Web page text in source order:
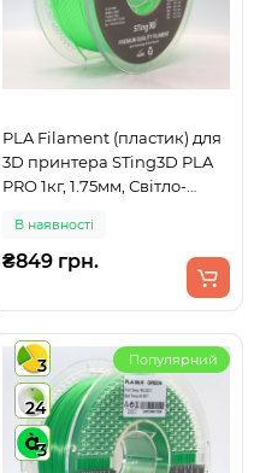
PLA Filament (пластик) для
3D принтера STing3D PLA
PRO 1кг, 1.75мм, Світло-
В наявності
₴849 грн.
3
24
3
Популярний